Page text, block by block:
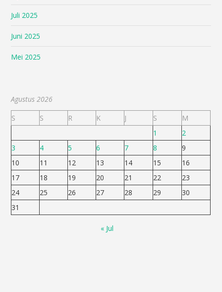
Juli 2025
Juni 2025
Mei 2025
Agustus 2026
S
S R K J S
M
1
2
3
4 5 6 7 8
9
10
11 12 13 14 15
16
17
18 19 20 21 22
23
24
25 26 27 28 29
30
31
« Jul